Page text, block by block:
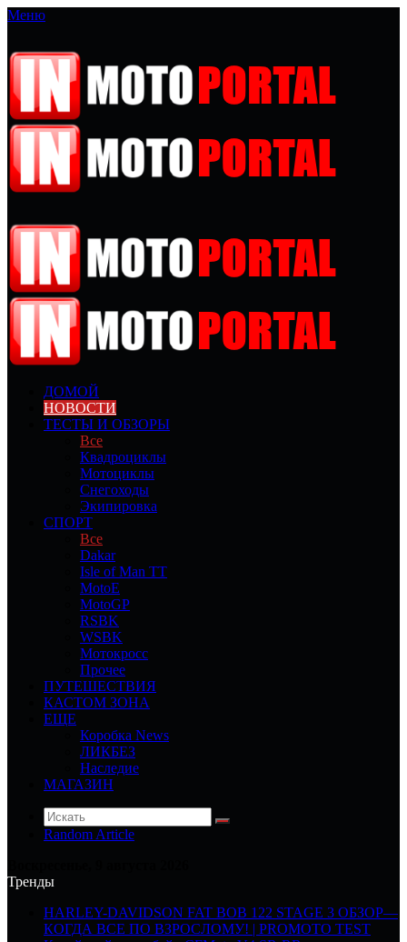
Меню
ДОМОЙ
НОВОСТИ
ТЕСТЫ И ОБЗОРЫ
Все
Квадроциклы
Мотоциклы
Снегоходы
Экипировка
СПОРТ
Все
Dakar
Isle of Man TT
MotoE
MotoGP
RSBK
WSBK
Мотокросс
Прочее
ПУТЕШЕСТВИЯ
КАСТОМ ЗОНА
ЕЩЕ
Коробка News
ЛИКБЕЗ
Наследие
МАГАЗИН
Random Article
Тренды
HARLEY-DAVIDSON FAT BOB 122 STAGE 3 ОБЗОР—
КОГДА ВСЕ ПО ВЗРОСЛОМУ! | PROMOTO TEST